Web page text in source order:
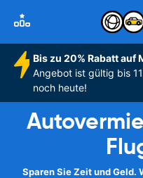
Bis zu 20% Rabatt auf
Angebot ist gültig bis
noch heute!
Sparen Sie Zeit und Geld.